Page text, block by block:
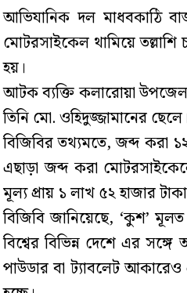
আভিযানিক দল মাধবকাঠি
মোটরসাইকেল থামিয়ে
হয়।
আটক ব্যক্তি কলারোয়া
তিনি মো. ওহিদুজ্জামানের ছেলে।
বিজিবির তথ্যমতে, জব্দ করা
এছাড়া জব্দ করা
মূল্য প্রায় ১ লাখ ৫২ হাজার
বিজিবি জানিয়েছে, ‘কুশ’
বিশ্বের বিভিন্ন দেশে এর
পাউডার বা ট্যাবলেট